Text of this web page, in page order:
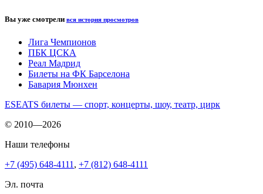
Вы уже смотрели вся история просмотров
Лига Чемпионов
ПБК ЦСКА
Реал Мадрид
Билеты на ФК Барселона
Бавария Мюнхен
ESEATS билеты — спорт, концерты, шоу, театр, цирк
© 2010—2026
Наши телефоны
+7 (495) 648-4111 , +7 (812) 648-4111
Эл. почта